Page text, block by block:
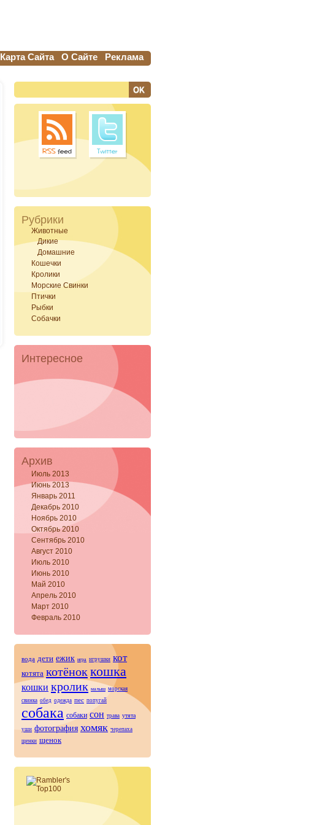
Карта Сайта О Сайте Реклама
Рубрики
Животные
Дикие
Домашние
Кошечки
Кролики
Морские Свинки
Птички
Рыбки
Собачки
Интересное
Архив
Июль 2013
Июнь 2013
Январь 2011
Декабрь 2010
Ноябрь 2010
Октябрь 2010
Сентябрь 2010
Август 2010
Июль 2010
Июнь 2010
Май 2010
Апрель 2010
Март 2010
Февраль 2010
вода дети ежик игра игрушки кот
котята котёноккошка
кошки кролик малыш морская
свинка обед одежда пес попугай
собака собаки сон трава утята
уши фотография хомяк черепаха
щенки щенок